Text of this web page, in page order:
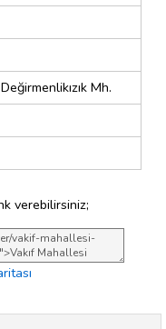
Değirmenlikızık Mh.
verebilirsiniz;